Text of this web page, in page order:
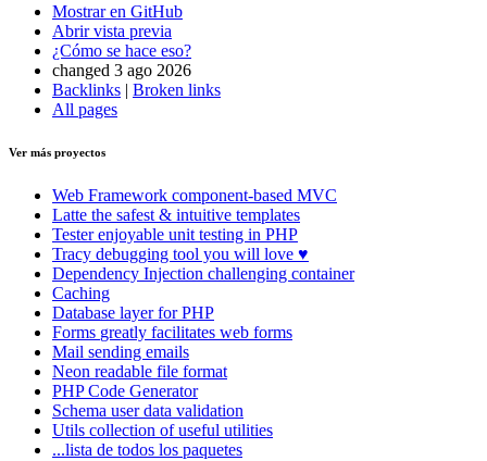
Mostrar en GitHub
Abrir vista previa
¿Cómo se hace eso?
changed 3 ago 2026
Backlinks | Broken links
All pages
Ver más proyectos
Web Framework component-based MVC
Latte the safest & intuitive templates
Testerenjoyable unit testing in PHP
Tracy debugging tool you will love ♥
Dependency Injection challenging container
Caching
Database layer for PHP
Forms greatly facilitates web forms
Mail sending emails
Neon readable file format
PHP Code Generator
Schema user data validation
Utils collection of useful utilities
...lista de todos los paquetes